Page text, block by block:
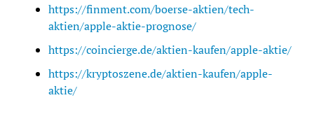
https://finment.com/boerse-aktien/tech-
aktien/apple-aktie-prognose/
https://coincierge.de/aktien-kaufen/apple-aktie/
https://kryptoszene.de/aktien-kaufen/apple-
aktie/